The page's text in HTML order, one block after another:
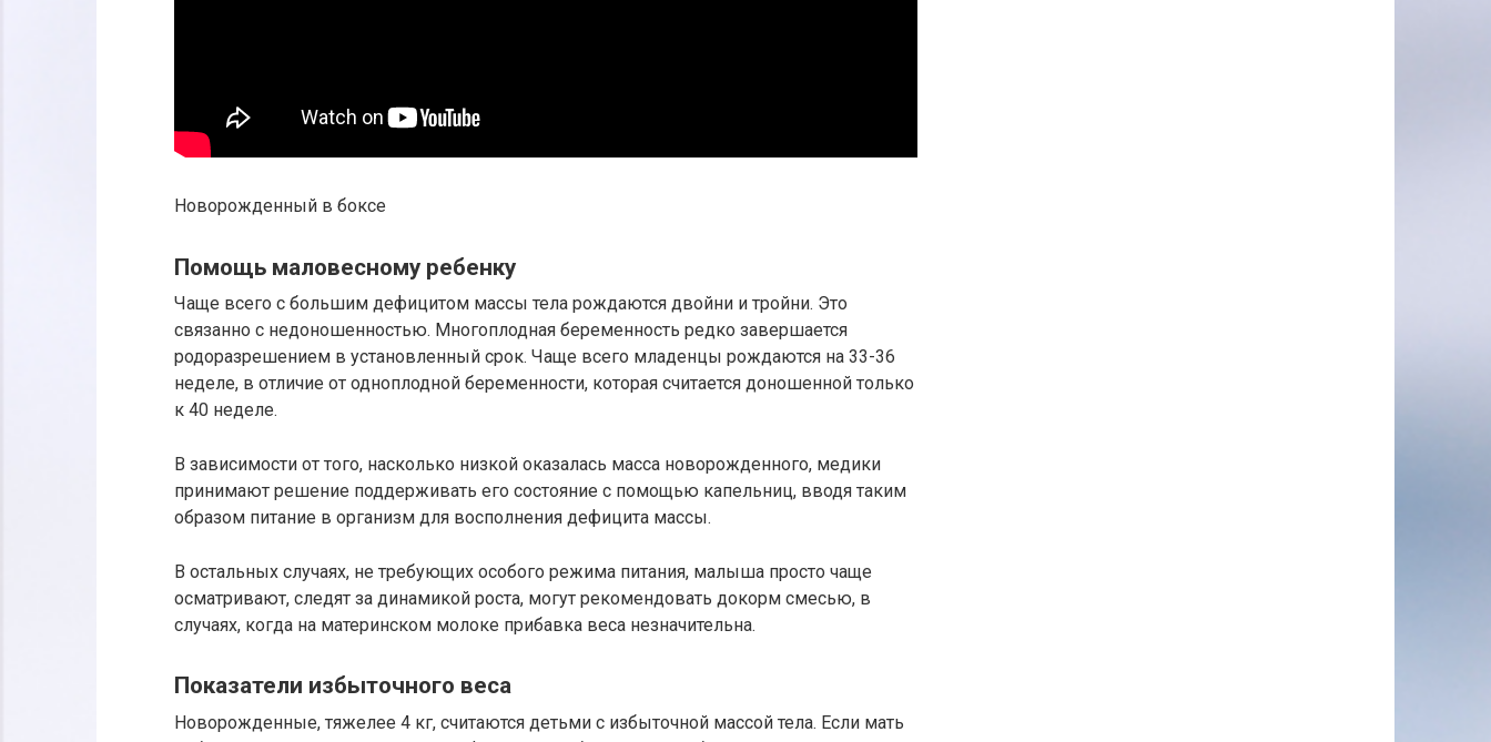
Новорожденный в боксе
Помощь маловесному ребенку
Чаще всего с большим дефицитом массы тела рождаются двойни и тройни. Это
связанно с недоношенностью. Многоплодная беременность редко завершается
родоразрешением в установленный срок. Чаще всего младенцы рождаются на 33-36
неделе, в отличие от одноплодной беременности, которая считается доношенной только
к 40 неделе.
В зависимости от того, насколько низкой оказалась масса новорожденного, медики
принимают решение поддерживать его состояние с помощью капельниц, вводя таким
образом питание в организм для восполнения дефицита массы.
В остальных случаях, не требующих особого режима питания, малыша просто чаще
осматривают, следят за динамикой роста, могут рекомендовать докорм смесью, в
случаях, когда на материнском молоке прибавка веса незначительна.
Показатели избыточного веса
Новорожденные, тяжелее 4 кг, считаются детьми с избыточной массой тела. Если мать